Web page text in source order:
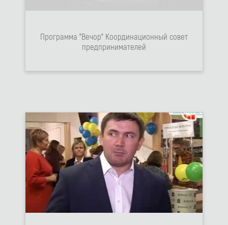
Программа "Вечор" Координационный совет
предпринимателей